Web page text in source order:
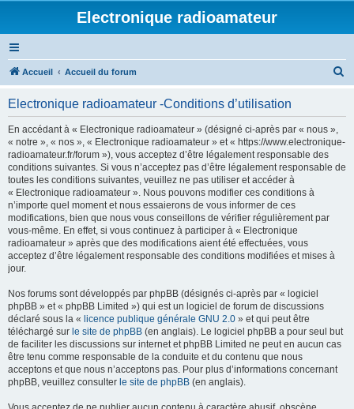
Electronique radioamateur
Accueil Accueil du forum
Electronique radioamateur -Conditions d’utilisation
En accédant à « Electronique radioamateur » (désigné ci-après par « nous »,
« notre », « nos », « Electronique radioamateur » et « https://www.electronique-
radioamateur.fr/forum »), vous acceptez d’être légalement responsable des
conditions suivantes. Si vous n’acceptez pas d’être légalement responsable de
toutes les conditions suivantes, veuillez ne pas utiliser et accéder à
« Electronique radioamateur ». Nous pouvons modifier ces conditions à
n’importe quel moment et nous essaierons de vous informer de ces
modifications, bien que nous vous conseillons de vérifier régulièrement par
vous-même. En effet, si vous continuez à participer à « Electronique
radioamateur » après que des modifications aient été effectuées, vous
acceptez d’être légalement responsable des conditions modifiées et mises à
jour.
Nos forums sont développés par phpBB (désignés ci-après par « logiciel
phpBB » et « phpBB Limited ») qui est un logiciel de forum de discussions
déclaré sous la « licence publique générale GNU 2.0 » et qui peut être
téléchargé sur le site de phpBB (en anglais). Le logiciel phpBB a pour seul but
de faciliter les discussions sur internet et phpBB Limited ne peut en aucun cas
être tenu comme responsable de la conduite et du contenu que nous
acceptons et que nous n’acceptons pas. Pour plus d’informations concernant
phpBB, veuillez consulter le site de phpBB (en anglais).